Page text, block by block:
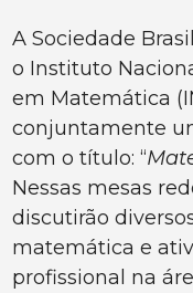
A Sociedade
o Instituto
em Matemática
conjuntamente
com o título: “
Nessas mesas
discutirão
matemática e
profissional na